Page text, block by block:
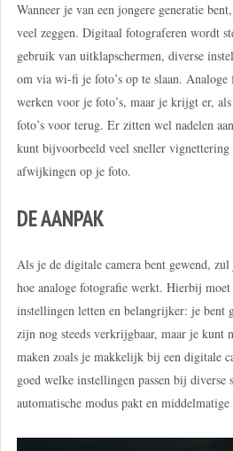
Wanneer je van een jongere generatie
veel zeggen. Digitaal fotograferen wordt
gebruik van uitklapschermen, diverse
om via wi-fi je foto’s op te slaan. Analoge
werken voor je foto’s, maar je krijgt er,
foto’s voor terug. Er zitten wel nadelen
kunt bijvoorbeeld veel sneller
afwijkingen op je foto.
DE AANPAK
Als je de digitale camera bent gewend,
hoe analoge fotografie werkt. Hierbij moet
instellingen letten en belangrijker: je bent
zijn nog steeds verkrijgbaar, maar je kunt
maken zoals je makkelijk bij een digitale
goed welke instellingen passen bij diverse
automatische modus pakt en